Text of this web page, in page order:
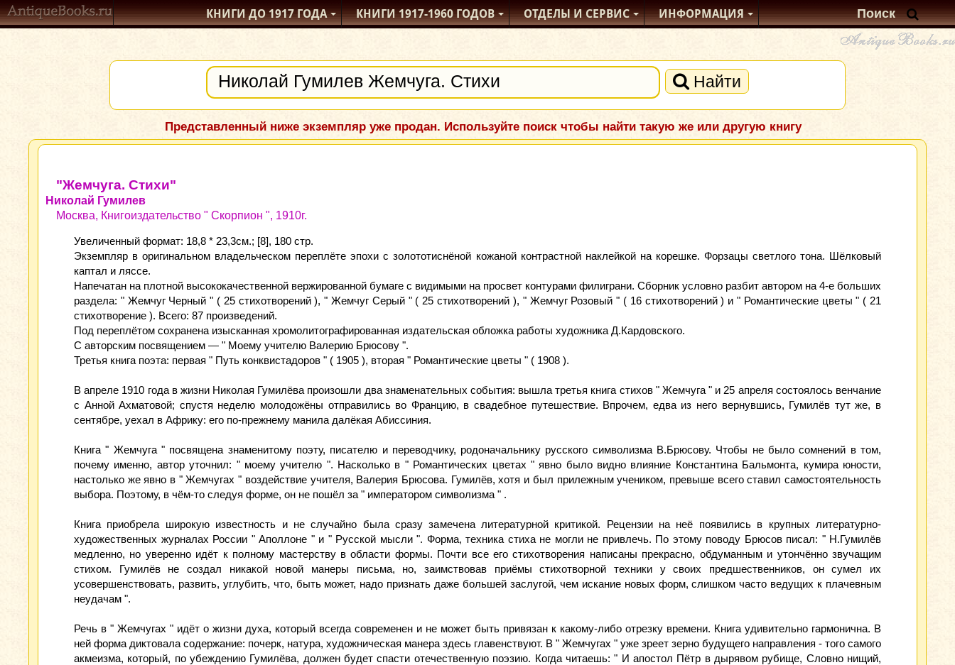
КНИГИ ДО 1917ГОДА КНИГИ1917-1960ГОДОВ ОТДЕЛЫИ СЕРВИС ИНФОРМАЦИЯ
Найти
Представленный ниже экземпляр уже продан. Используйте поиск чтобы найти такую же или другую книгу
"Жемчуга. Стихи"
Николай Гумилев
Москва, Книгоиздательство " Скорпион ", 1910г.
Увеличенный формат: 18,8 * 23,3см.; [8], 180 стр.
Экземпляр в оригинальном владельческом переплёте эпохи с золототиснёной кожаной контрастной наклейкой на корешке. Форзацы светлого тона. Шёлковый
каптал и ляссе.
Напечатан на плотной высококачественной вержированной бумаге с видимыми на просвет контурами филиграни. Сборник условно разбит автором на 4-е больших
раздела: " Жемчуг Черный " ( 25 стихотворений ), " Жемчуг Серый " ( 25 стихотворений ), " Жемчуг Розовый " ( 16 стихотворений ) и " Романтические цветы " ( 21
стихотворение ). Всего: 87 произведений.
Под переплётом сохранена изысканная хромолитографированная издательская обложка работы художника Д.Кардовского.
С авторским посвящением — " Моему учителю Валерию Брюсову ".
Третья книга поэта: первая " Путь конквистадоров " ( 1905 ), вторая " Романтические цветы " ( 1908 ).
В апреле 1910 года в жизни Николая Гумилёва произошли два знаменательных события: вышла третья книга стихов " Жемчуга " и 25 апреля состоялось венчание
с Анной Ахматовой; спустя неделю молодожёны отправились во Францию, в свадебное путешествие. Впрочем, едва из него вернувшись, Гумилёв тут же, в
сентябре, уехал в Африку: его по-прежнему манила далёкая Абиссиния.
Книга " Жемчуга " посвящена знаменитому поэту, писателю и переводчику, родоначальнику русского символизма В.Брюсову. Чтобы не было сомнений в том,
почему именно, автор уточнил: " моему учителю ". Насколько в " Романтических цветах " явно было видно влияние Константина Бальмонта, кумира юности,
настолько же явно в " Жемчугах " воздействие учителя, Валерия Брюсова. Гумилёв, хотя и был прилежным учеником, превыше всего ставил самостоятельность
выбора. Поэтому, в чём-то следуя форме, он не пошёл за " императором символизма " .
Книга приобрела широкую известность и не случайно была сразу замечена литературной критикой. Рецензии на неё появились в крупных литературно-
художественных журналах России " Аполлоне " и " Русской мысли ". Форма, техника стиха не могли не привлечь. По этому поводу Брюсов писал: " Н.Гумилёв
медленно, но уверенно идёт к полному мастерству в области формы. Почти все его стихотворения написаны прекрасно, обдуманным и утончённо звучащим
стихом. Гумилёв не создал никакой новой манеры письма, но, заимствовав приёмы стихотворной техники у своих предшественников, он сумел их
усовершенствовать, развить, углубить, что, быть может, надо признать даже большей заслугой, чем искание новых форм, слишком часто ведущих к плачевным
неудачам ".
Речь в " Жемчугах " идёт о жизни духа, который всегда современен и не может быть привязан к какому-либо отрезку времени. Книга удивительно гармонична. В
ней форма диктовала содержание: почерк, натура, художническая манера здесь главенствуют. В " Жемчугах " уже зреет зерно будущего направления - того самого
акмеизма, который, по убеждению Гумилёва, должен будет спасти отечественную поэзию. Когда читаешь: " И апостол Пётр в дырявом рубище, Словно нищий,